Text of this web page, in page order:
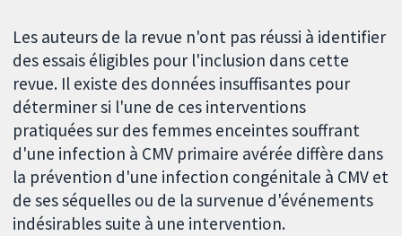
Les auteurs de la revue n'ont pas réussi à identifier
des essais éligibles pour l'inclusion dans cette
revue. Il existe des données insuffisantes pour
déterminer si l'une de ces interventions
pratiquées sur des femmes enceintes souffrant
d'une infection à CMV primaire avérée diffère dans
la prévention d'une infection congénitale à CMV et
de ses séquelles ou de la survenue d'événements
indésirables suite à une intervention.